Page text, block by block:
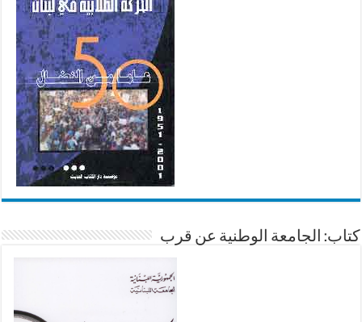
كتاب: الجامعة الوطنية عن قرب